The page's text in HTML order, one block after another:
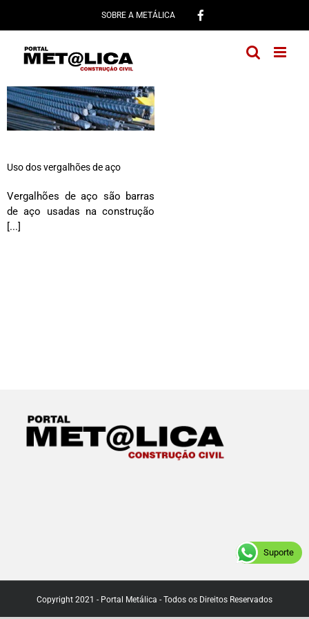
conteúdo
SOBRE A METÁLICA
Uso dos vergalhões de aço
Vergalhões de aço são barras
de aço usadas na construção
[...]
Copyright 2021 - Portal Metálica - Todos os Direitos Reservados
Suporte